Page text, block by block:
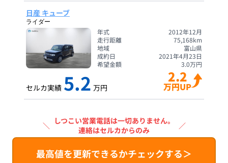
日産 キューブ
ライダー
年式
2012年12月
走行距離
75,168km
地域
富山県
成約日
2021年4月23日
希望金額
3.0万円
セルカ実績 5.2 万円
2.2
万円UP
＼ しつこい営業電話は一切ありません。
連絡はセルカからのみ
／
最高値を更新できるかチェックする＞